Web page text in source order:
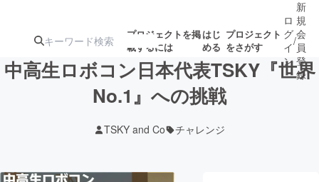
プロジェクトを掲
載するには
はじ
める
プロジェクト
をさがす
ジェクト
ロジェクト
ロ
グ
イ
ン
/
新
規
会
員
登
録
中高生ロボコン日本代表TSKY『世界
No.1』への挑戦
TSKY and Co チャレンジ